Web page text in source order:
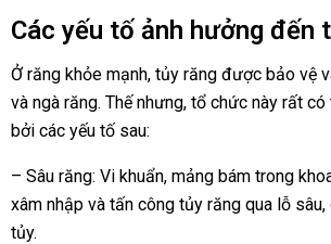
Các yếu tố ảnh hưởng đến
Ở răng khỏe mạnh, tủy răng được bảo vệ
và ngà răng. Thế nhưng, tổ chức này rất
bởi các yếu tố sau:
– Sâu răng: Vi khuẩn, mảng bám trong
xâm nhập và tấn công tủy răng qua lỗ
tủy.